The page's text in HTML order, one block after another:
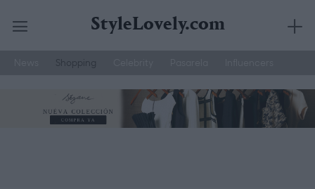
contenido
StyleLovely.com
Shopping
Street Style Moda Hombre